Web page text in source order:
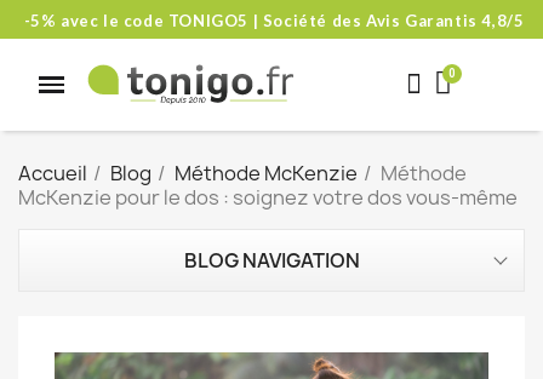
-5% avec le code TONIGO5 | Société des Avis Garantis 4,8/5
Accueil Blog Méthode McKenzie
Méthode
McKenzie pour le dos : soignez votre dos vous-même
BLOG NAVIGATION